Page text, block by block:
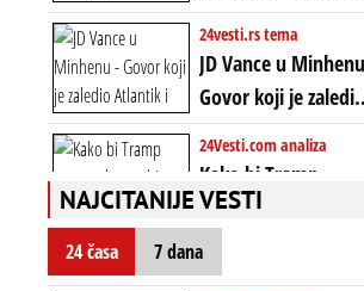
Ratni gospodari
plaču za starim
poretkom... Bez
ikakve realpolitike u
njima, oni su sada
nebitni kao Zelenski
24vesti.rs tema
JD Vance u
Govor koji je zaledio
Atlantik i duboko
šokirao Evropu (ceo
transkript)
24Vesti.com analiza
Kako bi Tramp
mogao da ugrabi
TREĆI MANDAT -
uprkos 22.
NAJCITANIJE VESTI
24 časa 7 dana